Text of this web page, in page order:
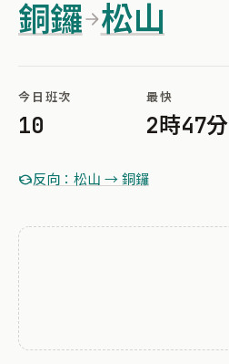
銅鑼 松山
今日班次
10
最快
2時47分
反向：松山 → 銅鑼